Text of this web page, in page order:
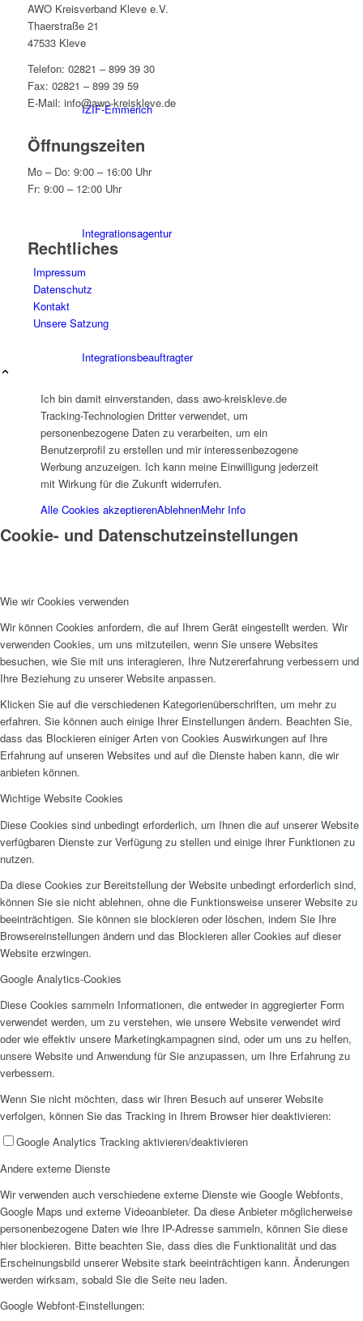
IZIF-Emmerich
Integrationsagentur
Integrationsbeauftragter
Familienbildungswerk (FBW)
Frauenhaus
Kinder und Jugend
Ambulante Hilfen zur Erziehung
SPFH
UFH
Erziehungsbeistand
AWO Kreisverband Kleve e.V.
Thaerstraße 21
47533 Kleve
Telefon: 02821 – 899 39 30
Fax: 02821 – 899 39 59
E-Mail: info@awo-kreiskleve.de
Öffnungszeiten
Mo – Do: 9:00 – 16:00 Uhr
Fr: 9:00 – 12:00 Uhr
Rechtliches
Impressum
Datenschutz
Kontakt
Unsere Satzung
Ich bin damit einverstanden, dass awo-kreiskleve.de
Tracking-Technologien Dritter verwendet, um
personenbezogene Daten zu verarbeiten, um ein
Benutzerprofil zu erstellen und mir interessenbezogene
Werbung anzuzeigen. Ich kann meine Einwilligung jederzeit
mit Wirkung für die Zukunft widerrufen.
Alle Cookies akzeptierenAblehnenMehr Info
Cookie- und Datenschutzeinstellungen
Wie wir Cookies verwenden
Wir können Cookies anfordern, die auf Ihrem Gerät eingestellt werden. Wir
verwenden Cookies, um uns mitzuteilen, wenn Sie unsere Websites
besuchen, wie Sie mit uns interagieren, Ihre Nutzererfahrung verbessern und
Ihre Beziehung zu unserer Website anpassen.
Klicken Sie auf die verschiedenen Kategorienüberschriften, um mehr zu
erfahren. Sie können auch einige Ihrer Einstellungen ändern. Beachten Sie,
dass das Blockieren einiger Arten von Cookies Auswirkungen auf Ihre
Erfahrung auf unseren Websites und auf die Dienste haben kann, die wir
anbieten können.
Wichtige Website Cookies
Diese Cookies sind unbedingt erforderlich, um Ihnen die auf unserer Website
verfügbaren Dienste zur Verfügung zu stellen und einige ihrer Funktionen zu
nutzen.
Da diese Cookies zur Bereitstellung der Website unbedingt erforderlich sind,
können Sie sie nicht ablehnen, ohne die Funktionsweise unserer Website zu
beeinträchtigen. Sie können sie blockieren oder löschen, indem Sie Ihre
Browsereinstellungen ändern und das Blockieren aller Cookies auf dieser
Website erzwingen.
Google Analytics-Cookies
Diese Cookies sammeln Informationen, die entweder in aggregierter Form
verwendet werden, um zu verstehen, wie unsere Website verwendet wird
oder wie effektiv unsere Marketingkampagnen sind, oder um uns zu helfen,
unsere Website und Anwendung für Sie anzupassen, um Ihre Erfahrung zu
verbessern.
Wenn Sie nicht möchten, dass wir Ihren Besuch auf unserer Website
verfolgen, können Sie das Tracking in Ihrem Browser hier deaktivieren:
Google Analytics Tracking aktivieren/deaktivieren
Andere externe Dienste
Wir verwenden auch verschiedene externe Dienste wie Google Webfonts,
Google Maps und externe Videoanbieter. Da diese Anbieter möglicherweise
personenbezogene Daten wie Ihre IP-Adresse sammeln, können Sie diese
hier blockieren. Bitte beachten Sie, dass dies die Funktionalität und das
Erscheinungsbild unserer Website stark beeinträchtigen kann. Änderungen
werden wirksam, sobald Sie die Seite neu laden.
Google Webfont-Einstellungen: